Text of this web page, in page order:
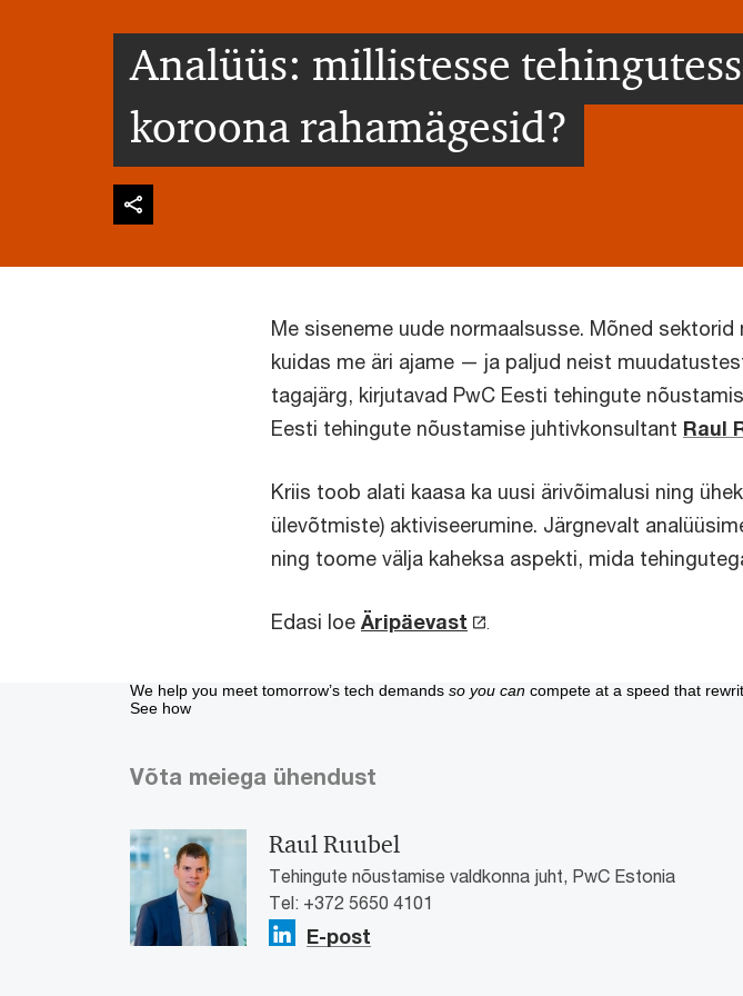
Analüüs: millistesse
koroona rahamägesid?
Me siseneme uude normaalsusse. Mõned
kuidas me äri ajame — ja paljud neist
tagajärg, kirjutavad PwC Eesti tehingute
Eesti tehingute nõustamise juhtivkonsultant Raul
Kriis toob alati kaasa ka uusi ärivõimalusi ning
ülevõtmiste) aktiviseerumine. Järgnevalt
ning toome välja kaheksa aspekti, mida
Edasi loe Äripäevast
We help you meet tomorrow’s tech demands so you can compete at a speed that
See how
Võta meiega ühendust
Raul Ruubel
Tehingute nõustamise valdkonna juht, PwC Estonia
Tel: +372 5650 4101
E-post